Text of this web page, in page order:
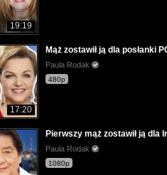
19:19
17:20
Mąż zostawił ją dla posłanki
Paula Rodak
480p
Pierwszy mąż zostawił ją dla
Paula Rodak
1080p